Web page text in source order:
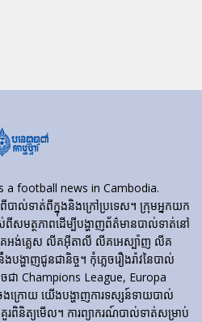
a football news in Cambodia.
បាល់ទាត់​ពី​ក្នុង​និង​ក្រៅ​ប្រទេស។ ក្រុមអ្នកយក
សមត្ថភាពដើម្បីបង្ហាញព័ត៌មានបាល់ទាត់នៅ
គអង់គ្លេស លីគអ៊ីតាលី លីគអេស្ប៉ាញ លីគ
ង្ហាញជូនជានិច្ច។ កុំភ្លេចរឿងរ៉ាវនៃបាល់
ជា Champions League, Europa
ក្រោយ យើងបង្ហាញការទស្សន៍ទាយបាល់
ពិនិត្យមើល។ ការព្យាករណ៍បាល់ទាត់សម្រាប់